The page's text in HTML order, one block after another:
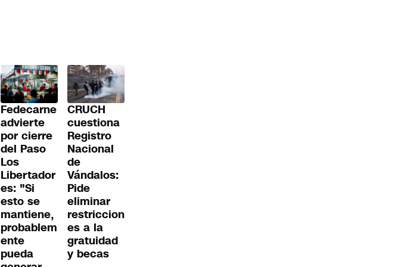
Fedecarne
advierte
por cierre
del Paso
Los
Libertador
es: "Si
esto se
mantiene,
probablem
ente
pueda
CRUCH
cuestiona
Registro
Nacional
de
Vándalos:
Pide
eliminar
restriccion
es a la
gratuidad
y becas